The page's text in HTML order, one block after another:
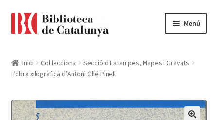
Menú
Accessibilitat
Cistella
Inici Col·leccions
Secció d'Estampes, Mapes i Gravats
L’obra xilogràfica d’Antoni Ollé Pinell